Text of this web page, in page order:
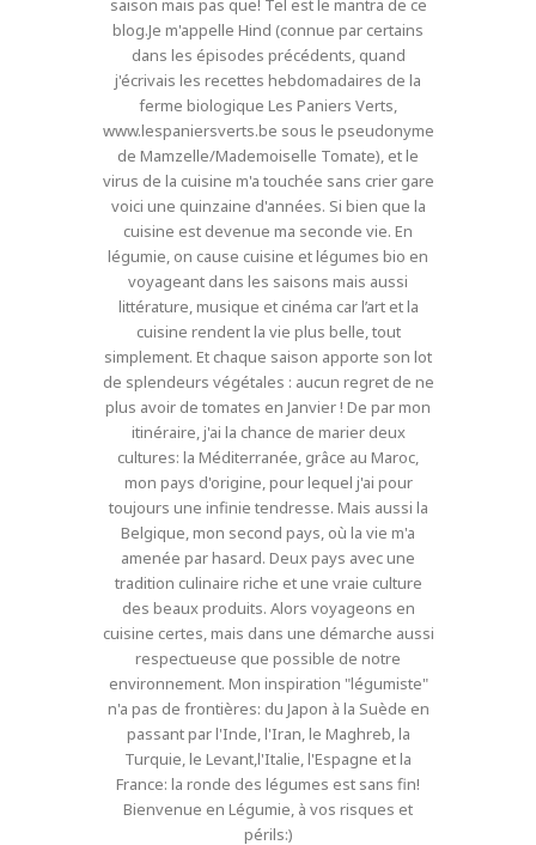
saison mais pas que! Tel est le mantra de ce
blog.Je m'appelle Hind (connue par certains
dans les épisodes précédents, quand
j'écrivais les recettes hebdomadaires de la
ferme biologique Les Paniers Verts,
www.lespaniersverts.be sous le pseudonyme
de Mamzelle/Mademoiselle Tomate), et le
virus de la cuisine m'a touchée sans crier gare
voici une quinzaine d'années. Si bien que la
cuisine est devenue ma seconde vie. En
légumie, on cause cuisine et légumes bio en
voyageant dans les saisons mais aussi
littérature, musique et cinéma car l’art et la
cuisine rendent la vie plus belle, tout
simplement. Et chaque saison apporte son lot
de splendeurs végétales : aucun regret de ne
plus avoir de tomates en Janvier ! De par mon
itinéraire, j'ai la chance de marier deux
cultures: la Méditerranée, grâce au Maroc,
mon pays d'origine, pour lequel j'ai pour
toujours une infinie tendresse. Mais aussi la
Belgique, mon second pays, où la vie m'a
amenée par hasard. Deux pays avec une
tradition culinaire riche et une vraie culture
des beaux produits. Alors voyageons en
cuisine certes, mais dans une démarche aussi
respectueuse que possible de notre
environnement. Mon inspiration "légumiste"
n'a pas de frontières: du Japon à la Suède en
passant par l'Inde, l'Iran, le Maghreb, la
Turquie, le Levant,l'Italie, l'Espagne et la
France: la ronde des légumes est sans fin!
Bienvenue en Légumie, à vos risques et
périls:)